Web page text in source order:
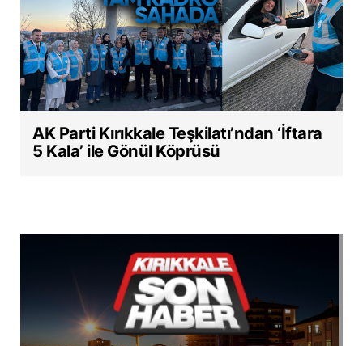
AK Parti Kırıkkale Teşkilatı’ndan ‘İftara
5 Kala’ ile Gönül Köprüsü